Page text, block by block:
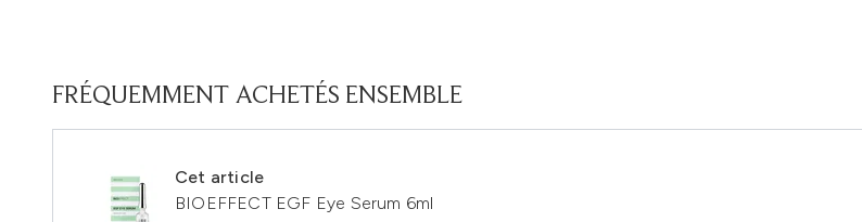
FRÉQUEMMENT ACHETÉS ENSEMBLE
Cet article
BIOEFFECT EGF Eye Serum 6ml